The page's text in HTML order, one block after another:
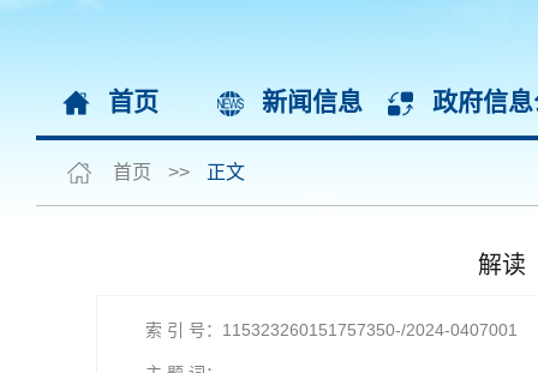
首页 新闻信息 政府信
首页 >> 正文
解读
索 引 号：115323260151757350-/2024-0407001